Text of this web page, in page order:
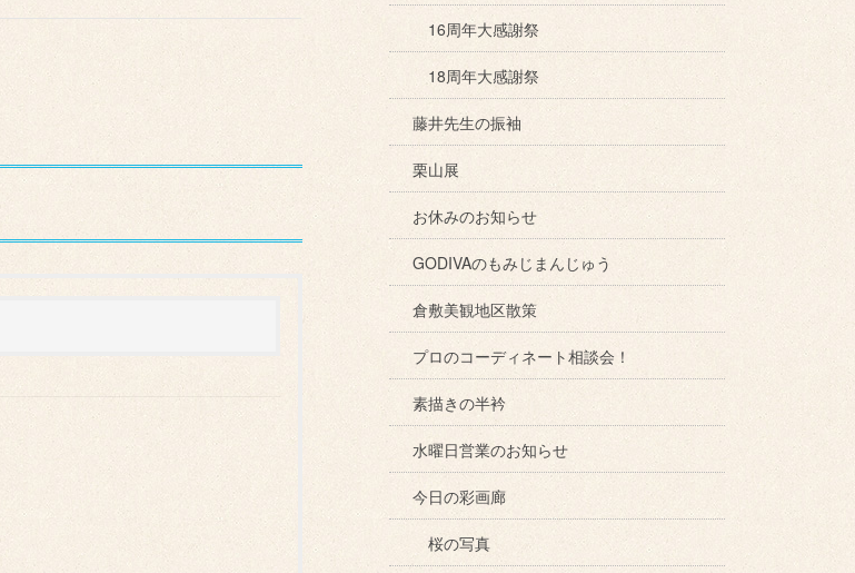
16周年大感謝祭
18周年大感謝祭
藤井先生の振袖
栗山展
お休みのお知らせ
GODIVAのもみじまんじゅう
倉敷美観地区散策
プロのコーディネート相談会！
素描きの半衿
水曜日営業のお知らせ
今日の彩画廊
桜の写真